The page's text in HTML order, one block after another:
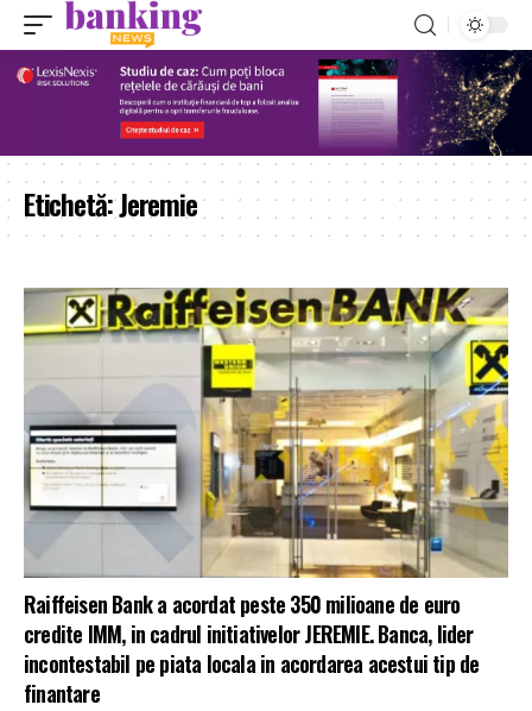
Etichetă:Jeremie
Raiffeisen Bank a acordat peste 350 milioane de euro
credite IMM, in cadrul initiativelor JEREMIE. Banca, lider
incontestabil pe piata locala in acordarea acestui tip de
finantare